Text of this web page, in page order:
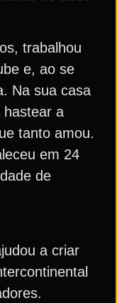
trabalhou
e, ao se
Na sua casa
hastear a
tanto amou.
em 24
de
a criar